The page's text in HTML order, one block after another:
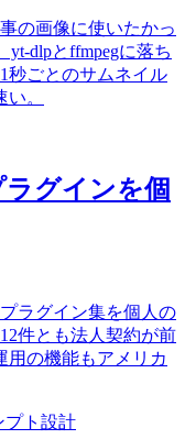
の画像に使いたかっ
dlpとffmpegに落ち
秒ごとのサムネイル
。
ラグインを個
ラグイン集を個人の
件とも法人契約が前
用の機能もアメリカ
プト設計